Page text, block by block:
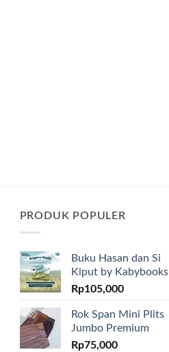
PRODUK POPULER
Buku Hasan dan Si
Kiput by Kabybooks
Rp105,000
Rok Span Mini Plits
Jumbo Premium
Rp75,000